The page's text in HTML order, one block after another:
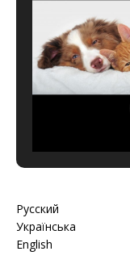
Русский
Українська
English